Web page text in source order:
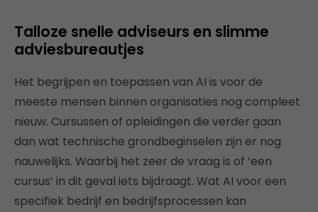
Talloze snelle adviseurs en slimme
adviesbureautjes
Het begrijpen en toepassen van AI is voor de
meeste mensen binnen organisaties nog compleet
nieuw. Cursussen of opleidingen die verder gaan
dan wat technische grondbeginselen zijn er nog
nauwelijks. Waarbij het zeer de vraag is of ‘een
cursus’ in dit geval iets bijdraagt. Wat AI voor een
specifiek bedrijf en bedrijfsprocessen kan